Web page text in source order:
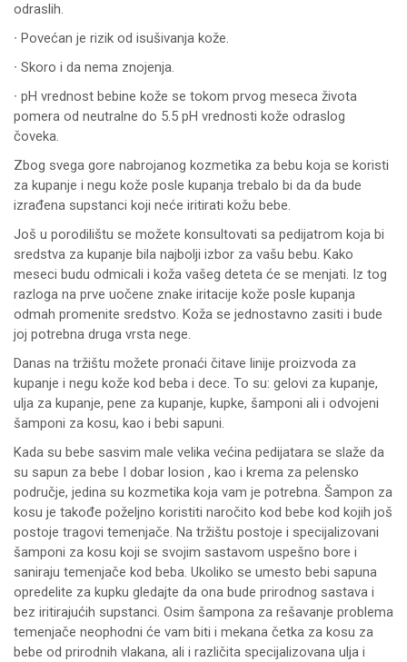
odraslih.
∙ Povećan je rizik od isušivanja kože.
∙ Skoro i da nema znojenja.
∙ pH vrednost bebine kože se tokom prvog meseca života
pomera od neutralne do 5.5 pH vrednosti kože odraslog
čoveka.
Zbog svega gore nabrojanog kozmetika za bebu koja se koristi
za kupanje i negu kože posle kupanja trebalo bi da da bude
izrađena supstanci koji neće iritirati kožu bebe.
Još u porodilištu se možete konsultovati sa pedijatrom koja bi
sredstva za kupanje bila najbolji izbor za vašu bebu. Kako
meseci budu odmicali i koža vašeg deteta će se menjati. Iz tog
razloga na prve uočene znake iritacije kože posle kupanja
odmah promenite sredstvo. Koža se jednostavno zasiti i bude
joj potrebna druga vrsta nege.
Danas na tržištu možete pronaći čitave linije proizvoda za
kupanje i negu kože kod beba i dece. To su: gelovi za kupanje,
ulja za kupanje, pene za kupanje, kupke, šamponi ali i odvojeni
šamponi za kosu, kao i bebi sapuni.
Kada su bebe sasvim male velika većina pedijatara se slaže da
su sapun za bebe I dobar losion , kao i krema za pelensko
područje, jedina su kozmetika koja vam je potrebna. Šampon za
kosu je takođe poželjno koristiti naročito kod bebe kod kojih još
postoje tragovi temenjače. Na tržištu postoje i specijalizovani
šamponi za kosu koji se svojim sastavom uspešno bore i
saniraju temenjače kod beba. Ukoliko se umesto bebi sapuna
opredelite za kupku gledajte da ona bude prirodnog sastava i
bez iritirajućih supstanci. Osim šampona za rešavanje problema
temenjače neophodni će vam biti i mekana četka za kosu za
bebe od prirodnih vlakana, ali i različita specijalizovana ulja i